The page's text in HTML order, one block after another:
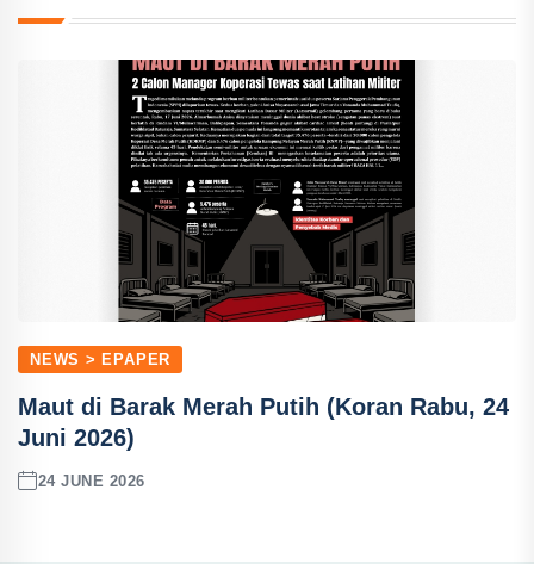
NEWS > EPAPER
Maut di Barak Merah Putih (Koran Rabu, 24
Juni 2026)
24 JUNE 2026